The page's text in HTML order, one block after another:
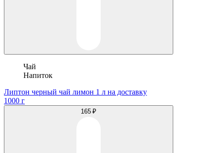
Чай
Напиток
Липтон черный чай лимон 1 л на доставку
1000 г
165 ₽